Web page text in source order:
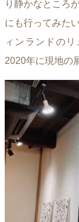
り静かなところ
にも行ってみた
ィンランドの
2020年に現地の